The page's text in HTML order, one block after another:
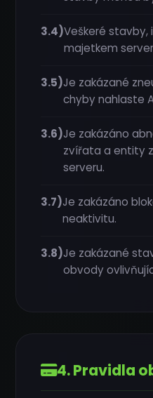
3.4)Veškeré
majetkem
3.5)Je zakázané
chyby nahlaste
3.6)Je zakázáno
zvířata a entity
serveru.
3.7)Je zakázáno
neaktivitu.
3.8)Je zakázané
obvody
4. Pravidla